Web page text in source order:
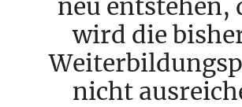
wird die
nicht